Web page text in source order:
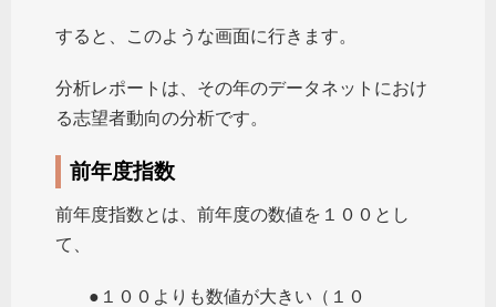
すると、このような画面に行きます。
分析レポートは、その年のデータネットにおけ
る志望者動向の分析です。
前年度指数
前年度指数とは、前年度の数値を１００とし
て、
●１００よりも数値が大きい（１０